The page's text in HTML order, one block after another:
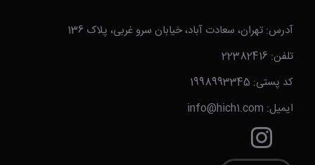
آدرس: تهران، سعادت آباد، خیابان سرو غربی، پلاک 136
تلفن: 22382416
کد پستی: 1998993345
ایمیل: info@hich1.com